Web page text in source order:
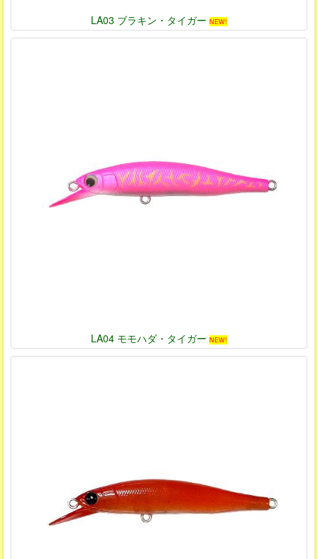
LA03 ブラキン・タイガー NEW!
LA04 モモハダ・タイガー NEW!